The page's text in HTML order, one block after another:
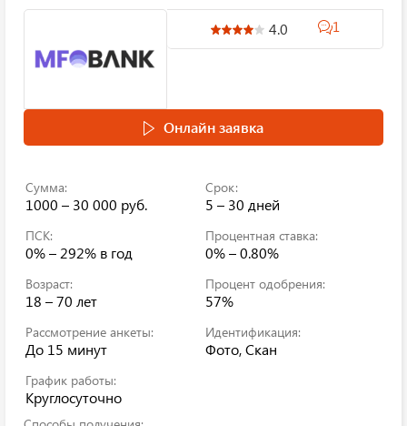
4.0 1
Онлайн заявка
Сумма:
1000 – 30 000 руб.
Срок:
5 – 30 дней
ПСК:
0% – 292% в год
Процентная ставка:
0% – 0.80%
Возраст:
18 – 70 лет
Процент одобрения:
57%
Рассмотрение анкеты:
До 15 минут
Идентификация:
Фото, Скан
График работы:
Круглосуточно